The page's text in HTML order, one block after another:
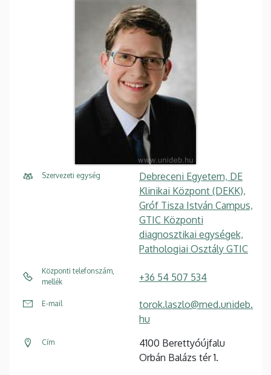
Szervezeti egység
Debreceni Egyetem, DE
Klinikai Központ (DEKK),
Gróf Tisza István Campus,
GTIC Központi
diagnosztikai egységek,
Pathologiai Osztály GTIC
Központi telefonszám,
mellék
+36 54 507 534
E-mail
torok.laszlo@med.unideb.
hu
Cím
4100 Berettyóújfalu
Orbán Balázs tér 1.